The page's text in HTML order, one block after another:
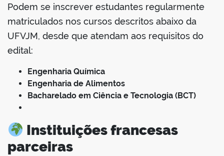
Podem se inscrever estudantes regularmente
matriculados nos cursos descritos abaixo da
UFVJM, desde que atendam aos requisitos do
edital:
Engenharia Química
Engenharia de Alimentos
Bacharelado em Ciência e Tecnologia (BCT)
Instituições francesas
parceiras